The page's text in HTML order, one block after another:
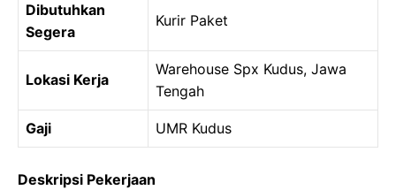
Dibutuhkan
Segera
Kurir Paket
Lokasi Kerja
Warehouse Spx Kudus, Jawa
Tengah
Gaji UMR Kudus
Deskripsi Pekerjaan